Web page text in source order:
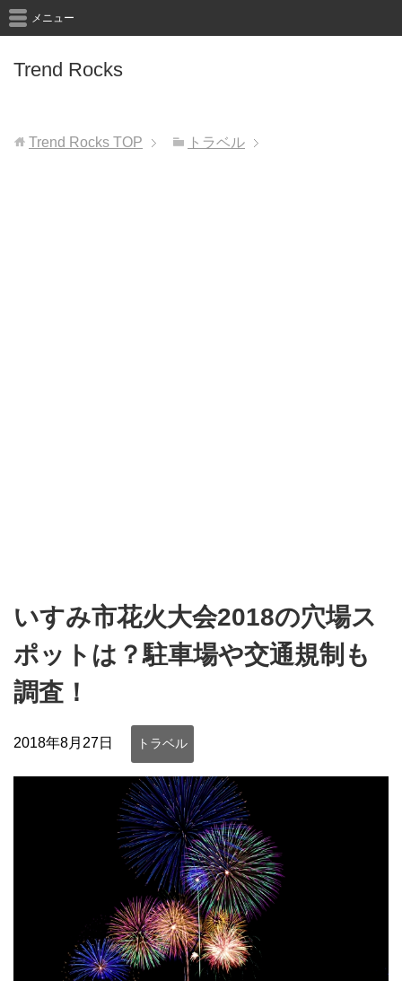
Trend Rocks
メニュー
Trend Rocks TOP トラベル
いすみ市花火大会2018の穴場ス
ポットは？駐車場や交通規制も
調査！
2018年8月27日 トラベル